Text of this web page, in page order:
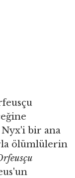
Nyx'i bir ana
ölümlülerin